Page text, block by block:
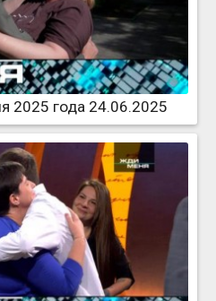
2025 года 24.06.2025